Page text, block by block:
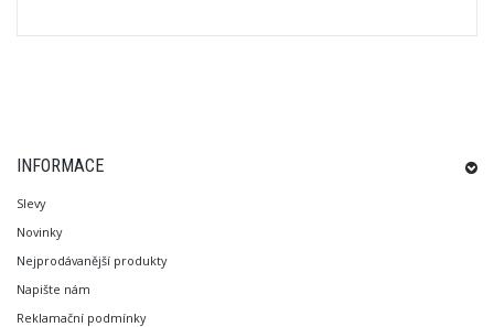
INFORMACE
Slevy
Novinky
Nejprodávanější produkty
Napište nám
Reklamační podmínky